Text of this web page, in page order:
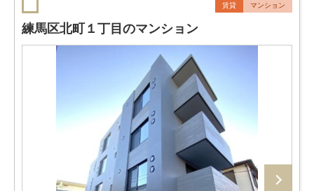
賃貸 マンション
練馬区北町１丁目のマンション